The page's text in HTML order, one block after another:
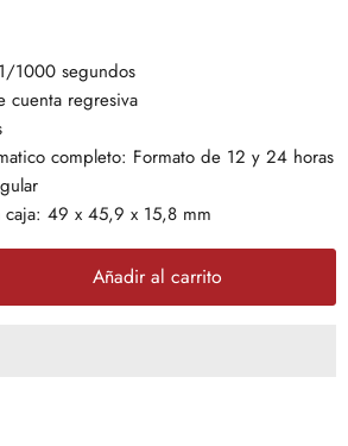
1000 segundos
cuenta regresiva
completo: Formato de 12 y 24 horas
caja: 49 x 45,9 x 15,8 mm
Añadir al carrito